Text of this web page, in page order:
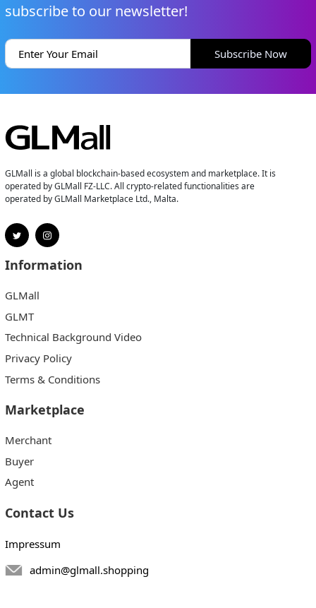
subscribe to our newsletter!
Subscribe Now
GLMall is a global blockchain-based ecosystem and marketplace. It is
operated by GLMall FZ-LLC. All crypto-related functionalities are
operated by GLMall Marketplace Ltd., Malta.
Information
GLMall
GLMT
Technical Background Video
Privacy Policy
Terms & Conditions
Marketplace
Merchant
Buyer
Agent
Contact Us
Impressum
admin@glmall.shopping